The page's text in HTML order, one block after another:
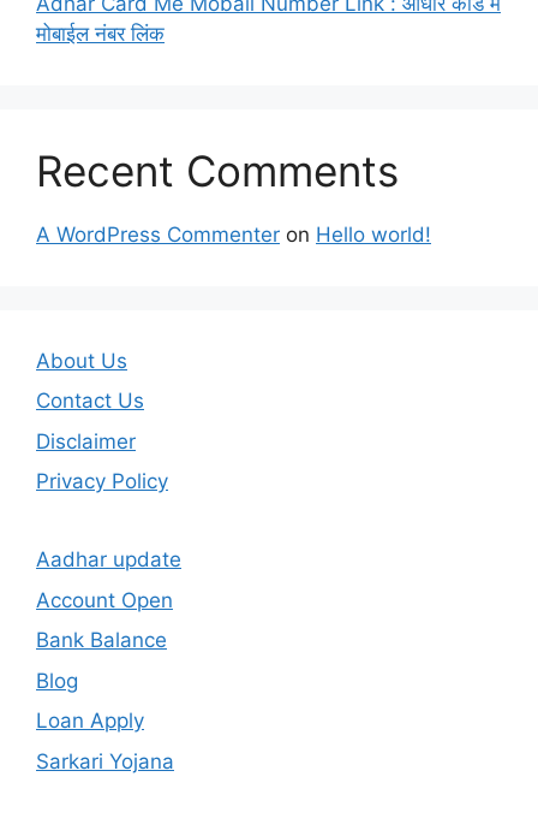
मोबाईल नंबर लिंक
Recent Comments
A WordPress Commenter on Hello world!
About Us
Contact Us
Disclaimer
Privacy Policy
Aadhar update
Account Open
Bank Balance
Blog
Loan Apply
Sarkari Yojana